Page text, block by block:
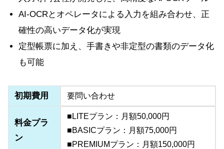
AI-OCRとオペレータによる入力を組み合わせ、正
確性の高いデータ化が実現
定型帳票に加え、手書きや非定型の書類のデータ化
も可能
初期費用 要問い合わせ
料金プラ
ン
■LITEプラン：月額50,000円
■BASICプラン：月額75,000円
■PREMIUMプラン：月額150,000円